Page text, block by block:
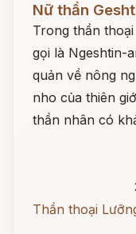
Nữ thần
Trong thần
gọi là Ngeshtin-
quản về nông
nho của thiên
thần nhân có
Thần thoại